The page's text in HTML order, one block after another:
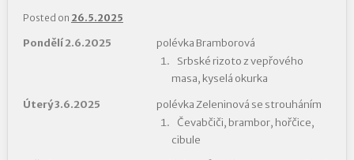
Posted on 26.5.2025
Pondělí 2.6.2025
polévka Bramborová
Srbské rizoto z vepřového
masa, kyselá okurka
Úterý 3.6.2025
polévka Zeleninová se strouháním
Čevabčiči, brambor, hořčice,
cibule